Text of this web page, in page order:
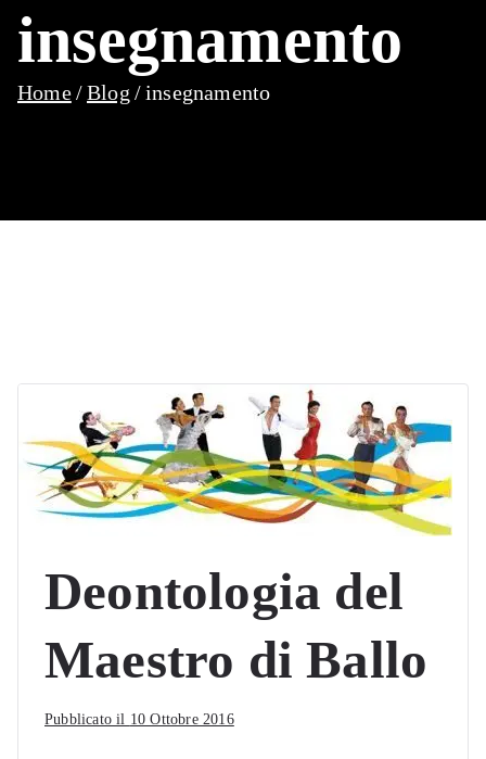
insegnamento
Home Blog insegnamento
Deontologia del
Maestro di Ballo
Pubblicato il 10 Ottobre 2016